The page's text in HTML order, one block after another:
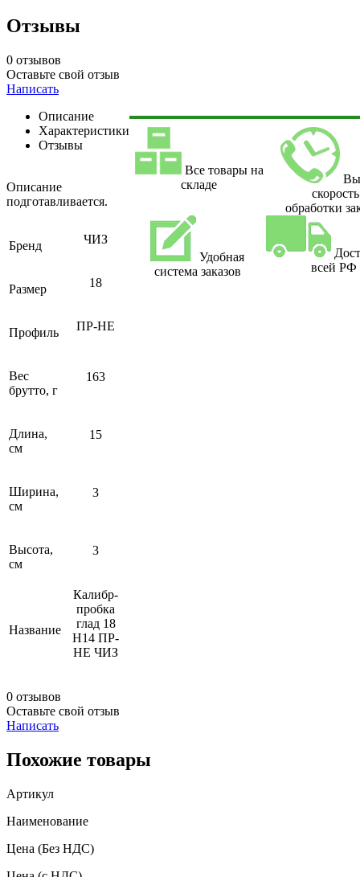
Отзывы
0 отзывов
Оставьте свой отзыв
Написать
Описание
Характеристики
Отзывы
Описание
подготавливается.
Бренд ЧИЗ
Размер 18
Профиль ПР-НЕ
Вес
брутто, г
163
Длина,
см
15
Ширина,
см
3
Высота,
см
3
Название
Калибр-
пробка
глад 18
Н14 ПР-
НЕ ЧИЗ
0 отзывов
Оставьте свой отзыв
Написать
Все товары на
складе
скорость
обработки
Удобная
система заказов
всей РФ
Похожие товары
Артикул
Наименование
Цена (Без НДС)